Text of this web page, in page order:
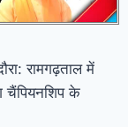
रामगढ़ताल में
चैंपियनशिप के